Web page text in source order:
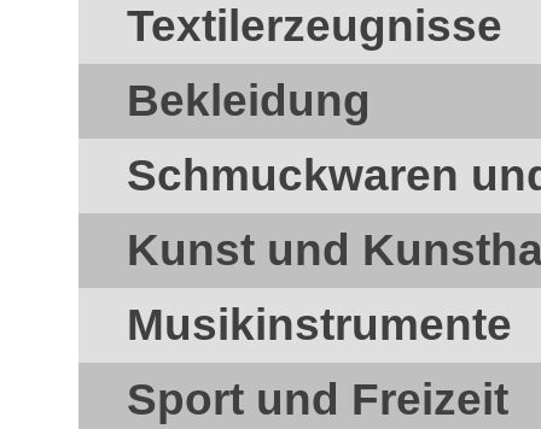
Textilerzeugnisse
Bekleidung
Schmuckwaren
Kunst und
Musikinstrumente
Sport und Freizeit